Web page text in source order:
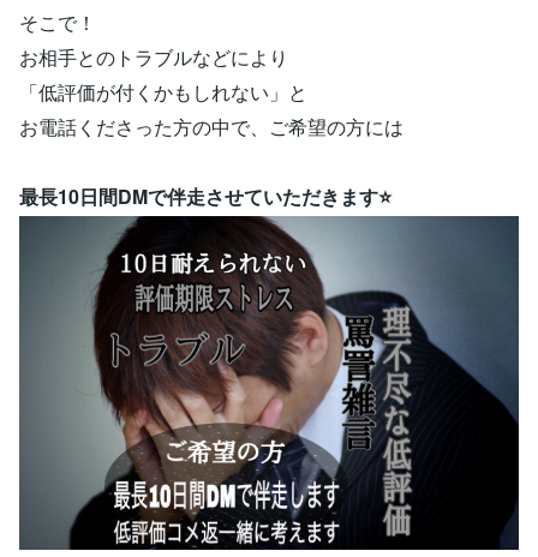
そこで！
お相手とのトラブルなどにより
「低評価が付くかもしれない」と
お電話くださった方の中で、ご希望の方には
最長10日間DMで伴走させていただきます⭐️